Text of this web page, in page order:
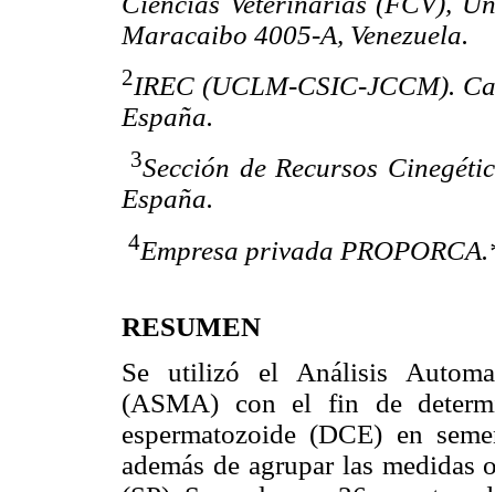
Maracaibo 4005-A, Venezuela.
2IREC (UCLM-CSIC-JCCM).
España.
3Sección de Recursos
España.
4Empresa privada
RESUMEN
Se utilizó el Análisis
(ASMA) con el fin de
espermatozoide (DCE) en
además de agrupar las medidas